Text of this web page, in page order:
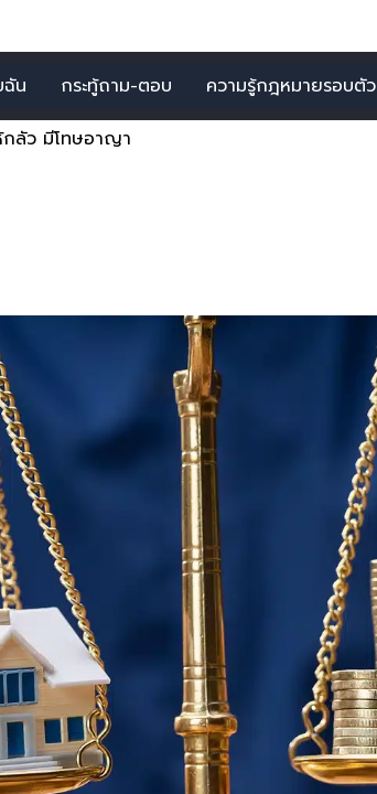
น กระทู้ถาม-ตอบ ความรู้กฎหมายรอบตัว
กลัว มีโทษอาญา